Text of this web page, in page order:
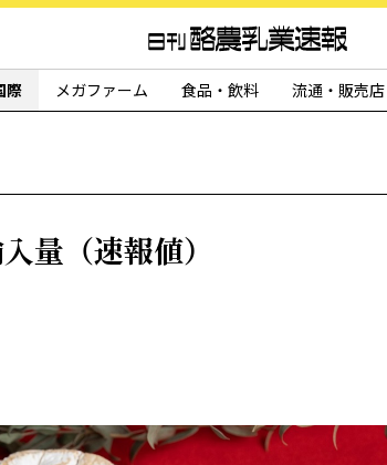
際 メガファーム 食品・飲料 流通・販売店
量（速報値）